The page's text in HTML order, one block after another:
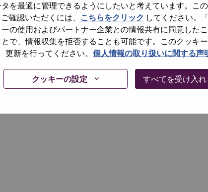
タを最適に管理できるようにしたいと考えています。こ
確認いただくには、
こちらをクリック してください。
ーの使用およびパートナー企業との情報共有に同意した
で、情報収集を拒否することも可能です。このクッキ
更新を行ってください。 個人情報の取り扱いに関する声
クッキーの設定 すべてを受け入れ